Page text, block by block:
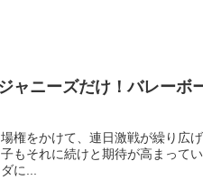
ャニーズだけ！バレーボ
権をかけて、連日激戦が繰り広
もそれに続けと期待が高まって
に...